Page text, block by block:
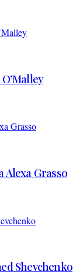
Alexa Grasso
Shevchenko